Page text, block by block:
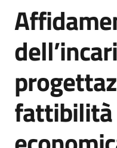
di
acquisto
Piattaforme
Salta al contenuto
fattibilità